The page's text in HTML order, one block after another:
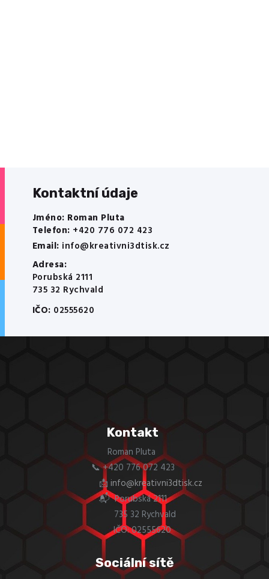
Kontaktní údaje
Jméno: Roman Pluta
Telefon: +420 776 072 423
Email: info@kreativni3dtisk.cz
Adresa:
Porubská 2111
735 32 Rychvald
IČO: 02555620
Kontakt
Roman Pluta
📞 +420 776 072 423
📩info@kreativni3dtisk.cz
📬 Porubská 2111
735 32 Rychvald
IČO: 02555620
Sociální sítě